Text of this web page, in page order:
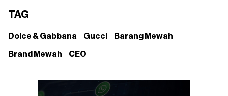
TAG
Dolce & Gabbana Gucci Barang Mewah
Brand Mewah CEO